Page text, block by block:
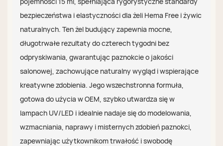
bezpieczeństwa i elastyczności dla żeli Hema Free i żywic
naturalnych. Ten żel budujący zapewnia mocne,
długotrwałe rezultaty do czterech tygodni bez
odpryskiwania, gwarantując paznokcie o jakości
salonowej, zachowujące naturalny wygląd i wspierające
kreatywne zdobienia. Jego wszechstronna formuła,
gotowa do użycia w OEM, szybko utwardza ​​się w
lampach UV/LED i idealnie nadaje się do modelowania,
wzmacniania, naprawy i misternych zdobień paznokci,
zapewniając użytkownikom trwałość i swobodę